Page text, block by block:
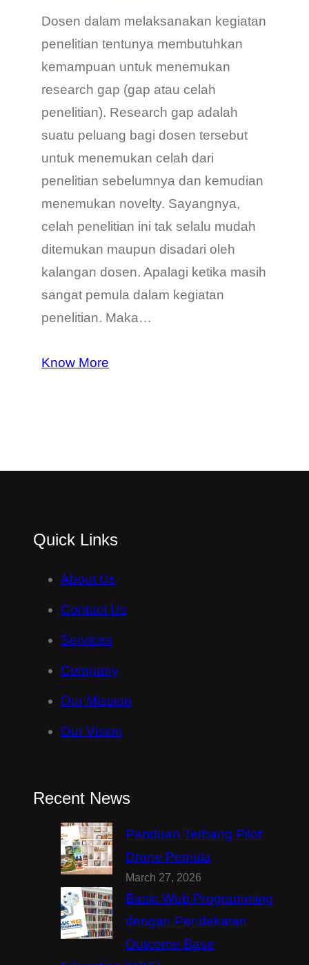
Dosen dalam melaksanakan kegiatan
penelitian tentunya membutuhkan
kemampuan untuk menemukan
research gap (gap atau celah
penelitian). Research gap adalah
suatu peluang bagi dosen tersebut
untuk menemukan celah dari
penelitian sebelumnya dan kemudian
menemukan novelty. Sayangnya,
celah penelitian ini tak selalu mudah
ditemukan maupun disadari oleh
kalangan dosen. Apalagi ketika masih
sangat pemula dalam kegiatan
penelitian. Maka…
Know More
Quick Links
About Us
Contact Us
Services
Company
Our Mission
Our Vision
Recent News
Panduan Terbang Pilot
Drone Pemula
March 27, 2026
Basic Web Programming
dengan Pendekatan
Outcome Base